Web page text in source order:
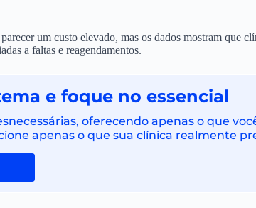
um custo elevado, mas os dados mostram que
a faltas e reagendamentos.
e foque no essencial
oferecendo apenas o que
apenas o que sua clínica realmente